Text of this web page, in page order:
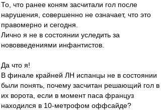
То, что ранее коням засчитали гол после
нарушения, совершенно не означает, что это
правомерно и сегодня.
Лично я не в состоянии уследить за
нововведениями инфантистов.
Да что я!
В финале крайней ЛН испанцы не в состоянии
были понять, почему засчитан решающий гол в
их ворота, если в момент паса француз
находился в 10-метрофом оффсайде?